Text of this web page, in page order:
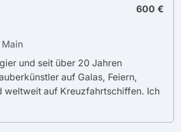
600 €
und seit über 20 Jahren
auf Galas, Feiern,
weltweit auf Kreuzfahrtschiffen. Ich